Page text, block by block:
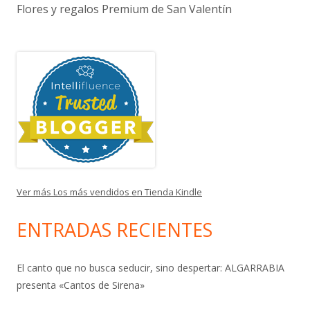
Flores y regalos Premium de San Valentín
Ver más Los más vendidos en Tienda Kindle
ENTRADAS RECIENTES
El canto que no busca seducir, sino despertar: ALGARRABIA
presenta «Cantos de Sirena»